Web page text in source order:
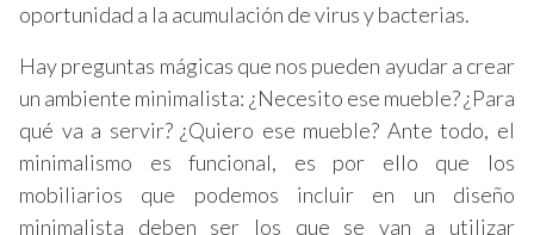
oportunidad a la acumulación de virus y bacterias.
Hay preguntas mágicas que nos pueden ayudar a crear
un ambiente minimalista: ¿Necesito ese mueble? ¿Para
qué va a servir? ¿Quiero ese mueble? Ante todo, el
minimalismo es funcional, es por ello que los
mobiliarios que podemos incluir en un diseño
minimalista deben ser los que se van a utilizar